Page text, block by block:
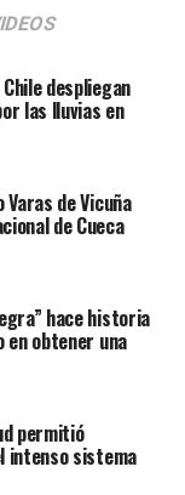
despliegan
las lluvias en
de Vicuña
de Cueca
hace historia
en obtener una
permitió
intenso sistema